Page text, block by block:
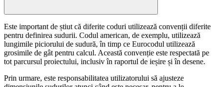
Este important de știut că diferite coduri utilizează convenții diferite
pentru definirea sudurii. Codul american, de exemplu, utilizează
lungimile piciorului de sudură, în timp ce Eurocodul utilizează
grosimile de gât pentru calcul. Această convenție este respectată pe
tot parcursul proiectului, inclusiv în raportul de ieșire și în desene.
Prin urmare, este responsabilitatea utilizatorului să ajusteze